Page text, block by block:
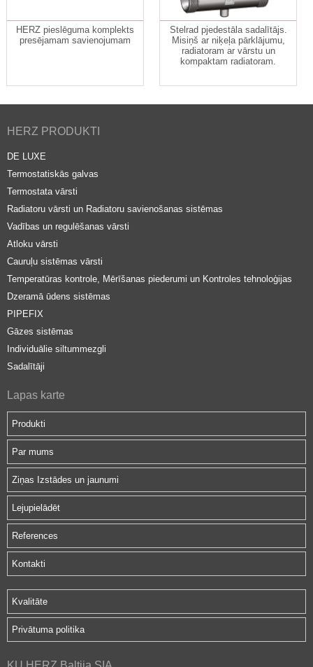
HERZ pieslēguma komplekts
presējamam savienojumam
Stelrad pjedestāla sadalītājs.
Misiņš ar niķeļa pārklājumu,
radiatoram ar vārstu un
kompaktam radiatoram.
HERZ PRODUKTI
DE LUXE
Termostatiskās galvas
Termostata vārsti
Radiatoru vārsti un Radiatoru savienošanas sistēmas
Vadības un regulēšanas vārsti
Atloku vārsti
Cauruļu sistēmas vārsti
Temperatūras kontrole, Mērīšanas piederumi un Kontroles tehnoloģijas
Dzeramā ūdens sistēmas
PIPEFIX
Gāzes sistēmas
Individuālie siltummezgli
Sadalītāji
Lapas karte
Produkti
Par mums
Ziņas Izstādes un jaunumi
Lejupielādēt
References
Kontakti
Kvalitāte
Privātuma politika